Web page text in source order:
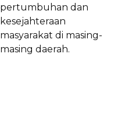
pertumbuhan dan
kesejahteraan
masyarakat di masing-
masing daerah.